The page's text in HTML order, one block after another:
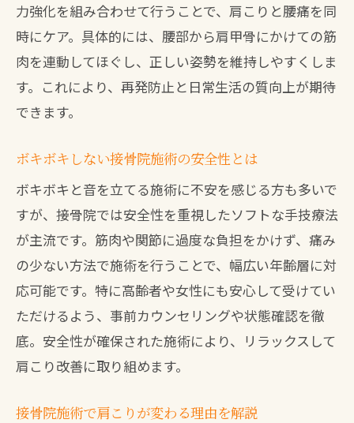
力強化を組み合わせて行うことで、肩こりと腰痛を同
時にケア。具体的には、腰部から肩甲骨にかけての筋
肉を連動してほぐし、正しい姿勢を維持しやすくしま
す。これにより、再発防止と日常生活の質向上が期待
できます。
ボキボキしない接骨院施術の安全性とは
ボキボキと音を立てる施術に不安を感じる方も多いで
すが、接骨院では安全性を重視したソフトな手技療法
が主流です。筋肉や関節に過度な負担をかけず、痛み
の少ない方法で施術を行うことで、幅広い年齢層に対
応可能です。特に高齢者や女性にも安心して受けてい
ただけるよう、事前カウンセリングや状態確認を徹
底。安全性が確保された施術により、リラックスして
肩こり改善に取り組めます。
接骨院施術で肩こりが変わる理由を解説